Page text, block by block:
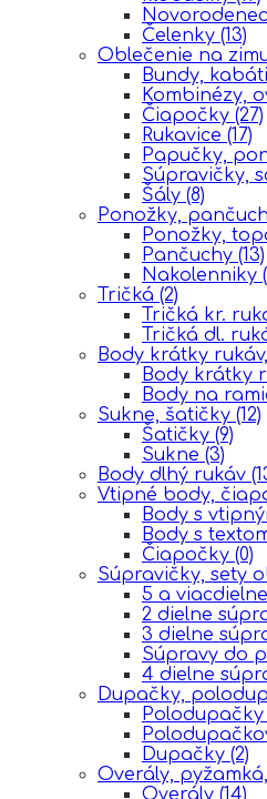
Čelenky (13)
Oblečenie na
Bundy,
Kombinézy,
Čiapočky (27)
Rukavice (17)
Papučky,
Súpravičky,
Šály (8)
Ponožky,
Ponožky,
Pančuchy (13)
Nakolenniky
Tričká (2)
Tričká kr.
Tričká dl.
Body krátky
Body krátky
Body na
Sukne, šatičky (12)
Šatičky (9)
Sukne (3)
Body dlhý rukáv
Vtipné body,
Body s
Body s
Čiapočky (0)
Súpravičky, sety
5 a
2 dielne
3 dielne
Súpravy do
4 dielne
Dupačky,
Polodupačky
Dupačky (2)
Overály,
Overály (14)